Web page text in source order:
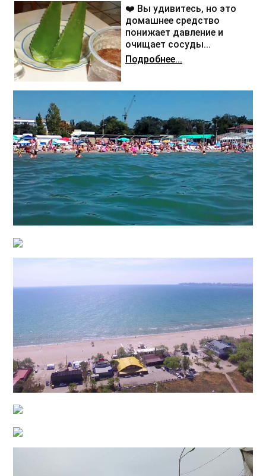
❤️ Вы удивитесь, но это
домашнее средство
понижает давление и
очищает сосуды...
Подробнее...